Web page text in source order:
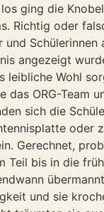
ging die
Richtig oder
und Schülerinnen
angezeigt
leibliche Wohl
das ORG-Team
sich die
oder
Gerechnet,
Teil bis in die
und sie